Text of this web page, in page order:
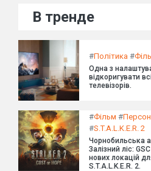
В тренде
#Політика #
Одна з
відкоригувати
телевізорів.
#Фільм #
#S.T.A.L.K.E.R. 2
Чорнобильська
Залізний ліс:
нових локацій
S.T.A.L.K.E.R. 2.